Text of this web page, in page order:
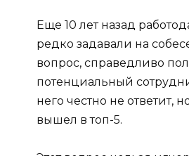
Еще 10 лет назад
редко задавали на
вопрос, справедливо
потенциальный
него честно не ответит,
вышел в топ-5.